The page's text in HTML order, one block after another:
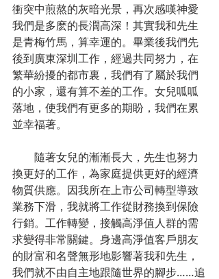
衝突中煎熬的灰暗光景，再次感嘆神愛
我們是多麽的長濶高深！其實我和先生
是青梅竹馬，算幸運的。畢業後我們先
後到廣東深圳工作，經過共同努力，在
繁華紛擾的都市裏，我們有了屬於我們
的小家，還有算不差的工作。女兒呱呱
落地，使我們有更多的期盼，我們在累
並幸福著。
換更好的工作，為家庭提供更好的經濟
物質供應。因我所在上市公司轉型導致
業務下滑，我就將工作從財務換到保險
行銷。工作轉變，接觸高淨值人群的需
求變得非常關鍵。身邊高淨值客戶朋友
的財富和名聲無形地影響著我和先生，
我們就不由自主地跟隨世界的腳步……追